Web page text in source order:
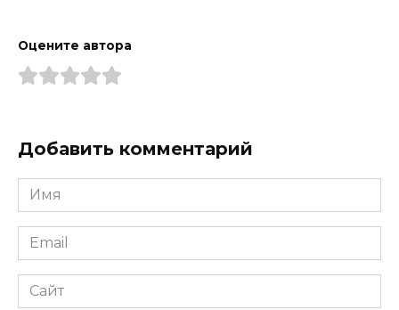
Оцените автора
Добавить комментарий
Имя
*
Email
*
Сайт